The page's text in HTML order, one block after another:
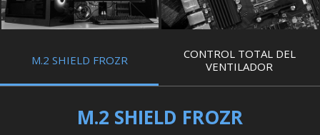
M.2 SHIELD FROZR
CONTROL TOTAL DEL
VENTILADOR
M.2 SHIELD FROZR